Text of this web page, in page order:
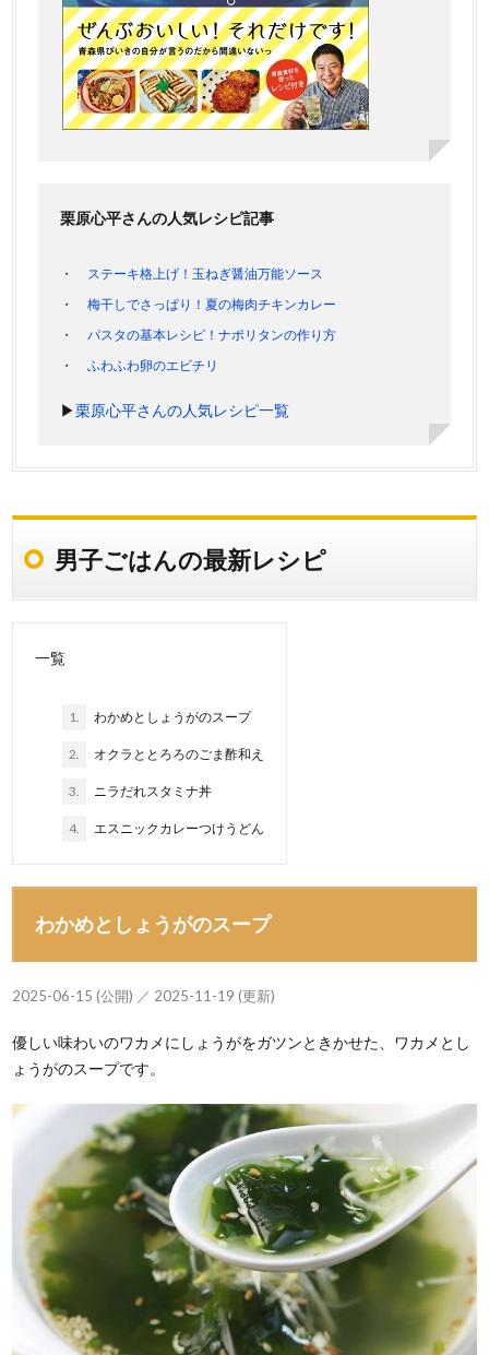
栗原心平さんの人気レシピ記事
ステーキ格上げ！玉ねぎ醤油万能ソース
梅干しでさっぱり！夏の梅肉チキンカレー
パスタの基本レシピ！ナポリタンの作り方
ふわふわ卵のエビチリ
▶栗原心平さんの人気レシピ一覧
男子ごはんの最新レシピ
一覧
1. わかめとしょうがのスープ
2. オクラととろろのごま酢和え
3. ニラだれスタミナ丼
4. エスニックカレーつけうどん
わかめとしょうがのスープ
2025-06-15 (公開) ／ 2025-11-19 (更新)
優しい味わいのワカメにしょうがをガツンときかせた、ワカメとし
ょうがのスープです。